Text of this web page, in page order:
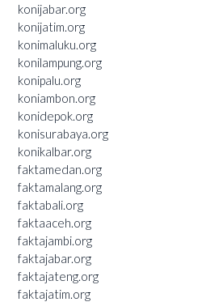
konijabar.org
konijatim.org
konimaluku.org
konilampung.org
konipalu.org
koniambon.org
konidepok.org
konisurabaya.org
konikalbar.org
faktamedan.org
faktamalang.org
faktabali.org
faktaaceh.org
faktajambi.org
faktajabar.org
faktajateng.org
faktajatim.org